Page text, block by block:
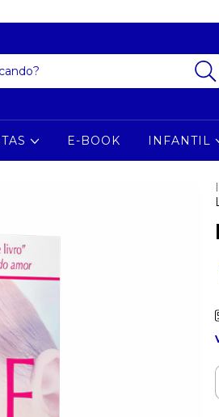
E-BOOK INFANTIL